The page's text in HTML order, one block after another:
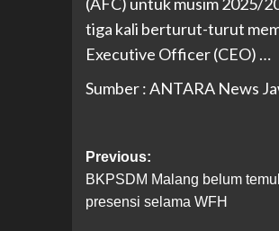
tiga kali berturut-turut
Executive Officer (CEO) …
Sumber : ANTARA News
Previous:
BKPSDM Malang belum
presensi selama WFH